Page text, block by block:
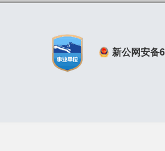
新公网安备